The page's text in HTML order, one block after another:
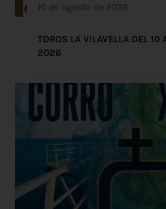
10 de agosto de 2026
TOROS LA VILAVELLA DEL 10
2026